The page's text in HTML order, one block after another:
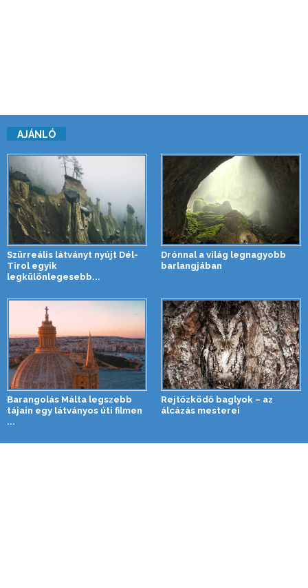
AJÁNLÓ
Szürreális látványt nyújt Dél-
Tirol egyik
legkülönlegesebb...
Drónnal a világ legnagyobb
barlangjában
Barangolás Málta legszebb
tájain egy látványos úti filmen
...
Rejtőzködő baglyok – az
álcázás mesterei